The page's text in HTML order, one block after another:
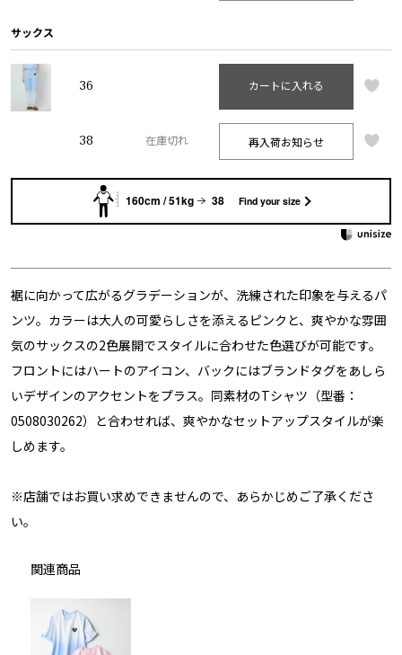
サックス
36 カートに入れる
38 在庫切れ 再入荷お知らせ
160cm / 51kg 38 Find your size
裾に向かって広がるグラデーションが、洗練された印象を与えるパ
ンツ。カラーは大人の可愛らしさを添えるピンクと、爽やかな雰囲
気のサックスの2色展開でスタイルに合わせた色選びが可能です。
フロントにはハートのアイコン、バックにはブランドタグをあしら
いデザインのアクセントをプラス。同素材のTシャツ（型番：
0508030262）と合わせれば、爽やかなセットアップスタイルが楽
しめます。
※店舗ではお買い求めできませんので、あらかじめご了承くださ
い。
関連商品